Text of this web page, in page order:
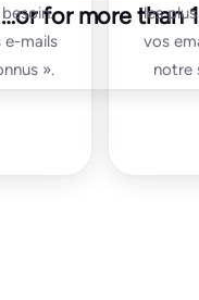
…or for more than
e-mails
».
les
vos
notre